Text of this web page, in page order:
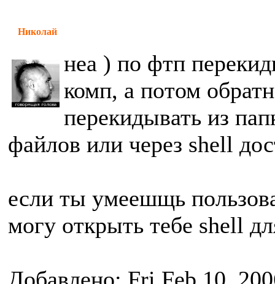
Николай
неа ) по фтп
комп, а потом
перекидывать из
файлов или через shell
если ты умеешщь
могу открыть тебе shell